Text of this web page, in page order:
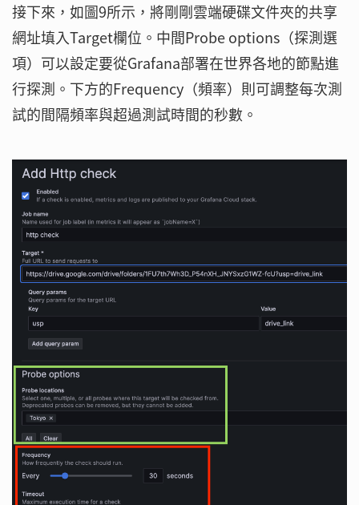
接下來，如圖9所示，將剛剛雲端硬碟文件夾的共享
網址填入Target欄位。中間Probe options（探測選
項）可以設定要從Grafana部署在世界各地的節點進
行探測。下方的Frequency（頻率）則可調整每次測
試的間隔頻率與超過測試時間的秒數。